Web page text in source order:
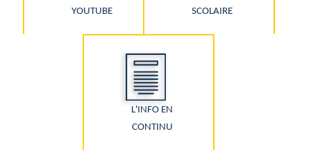
YOUTUBE
SCOLAIRE
L'INFO EN
CONTINU